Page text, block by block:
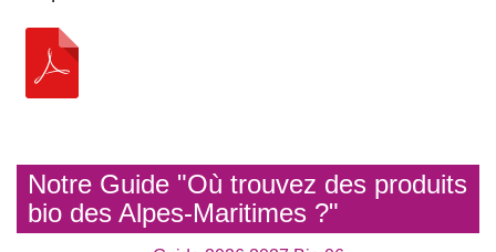
Notre Guide "Où trouvez des produits
bio des Alpes-Maritimes ?"